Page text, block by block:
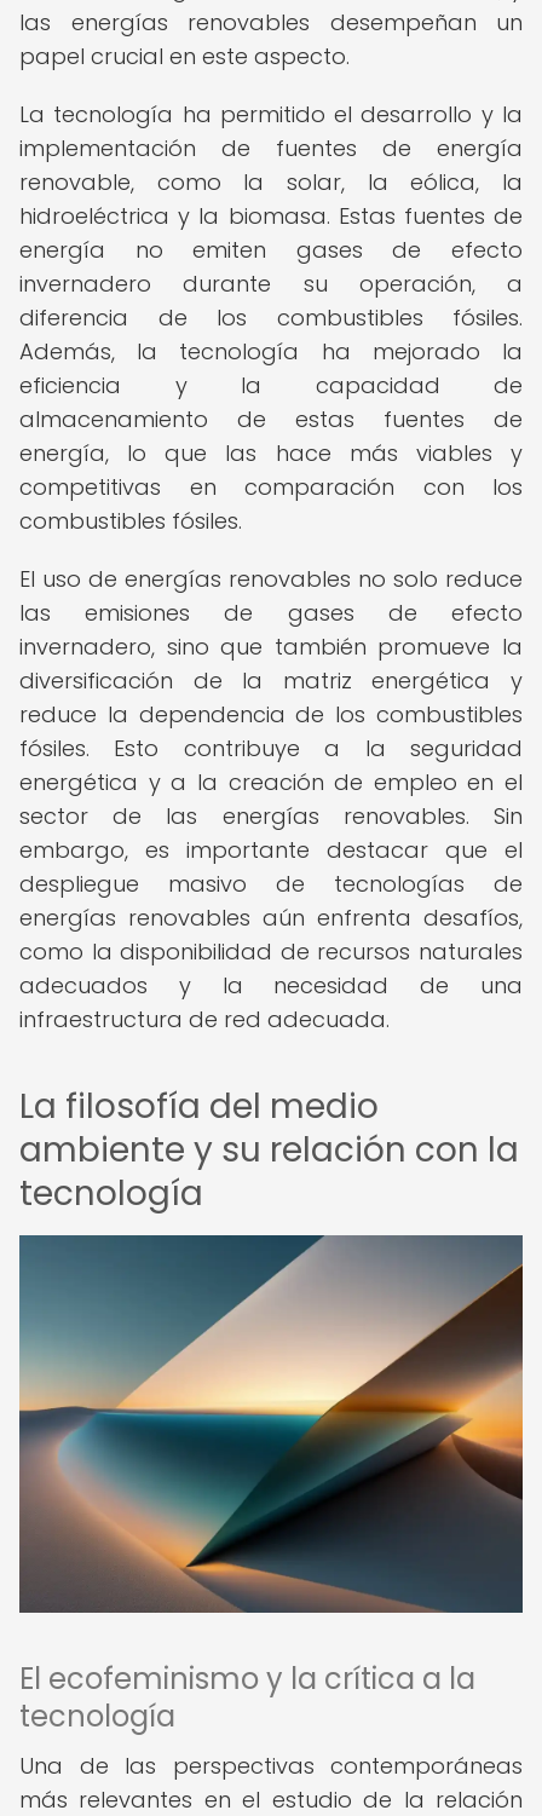
las energías renovables desempeñan un
papel crucial en este aspecto.
La tecnología ha permitido el desarrollo y la
implementación de fuentes de energía
renovable, como la solar, la eólica, la
hidroeléctrica y la biomasa. Estas fuentes de
energía no emiten gases de efecto
invernadero durante su operación, a
diferencia de los combustibles fósiles.
Además, la tecnología ha mejorado la
eficiencia y la capacidad de
almacenamiento de estas fuentes de
energía, lo que las hace más viables y
competitivas en comparación con los
combustibles fósiles.
El uso de energías renovables no solo reduce
las emisiones de gases de efecto
invernadero, sino que también promueve la
diversificación de la matriz energética y
reduce la dependencia de los combustibles
fósiles. Esto contribuye a la seguridad
energética y a la creación de empleo en el
sector de las energías renovables. Sin
embargo, es importante destacar que el
despliegue masivo de tecnologías de
energías renovables aún enfrenta desafíos,
como la disponibilidad de recursos naturales
adecuados y la necesidad de una
infraestructura de red adecuada.
La filosofía del medio
ambiente y su relación con la
tecnología
El ecofeminismo y la crítica a la
tecnología
Una de las perspectivas contemporáneas
más relevantes en el estudio de la relación